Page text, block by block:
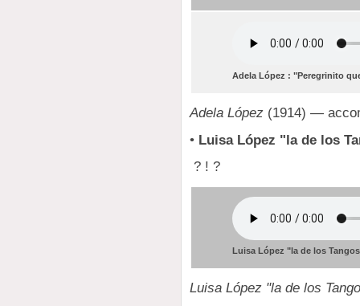
Adela López : "Peregrinito
Adela López (1914) —
• Luisa López "la de los
? ! ?
Luisa López "la de los
Luisa López "la de los